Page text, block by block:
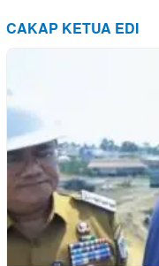
CAKAP KETUA EDI